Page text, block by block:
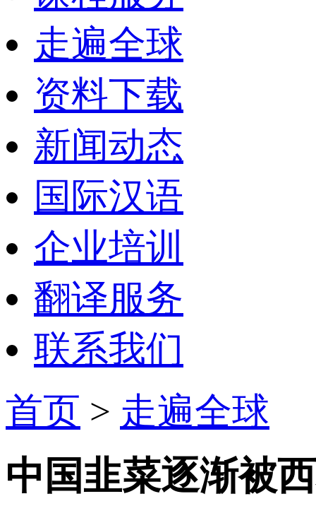
走遍全球
资料下载
新闻动态
国际汉语
企业培训
翻译服务
联系我们
首页 > 走遍全球
中国韭菜逐渐被